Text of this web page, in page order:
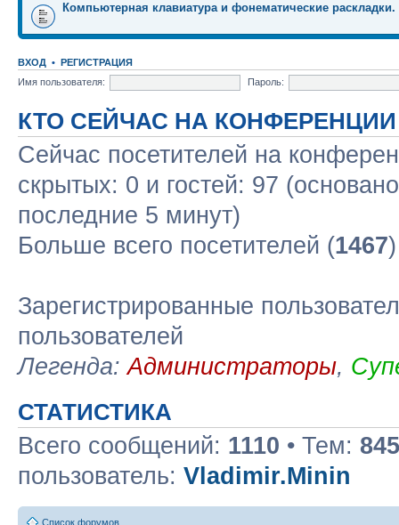
Компьютерная клавиатура и фонематические раскладки.
ВХОД • РЕГИСТРАЦИЯ
Имя пользователя:
Пароль:
КТО СЕЙЧАС НА КОНФЕРЕНЦИИ
Сейчас посетителей на
скрытых: 0 и гостей: 97
последние 5 минут)
Больше всего посетителей (1467
Зарегистрированные
пользователей
Легенда:Администраторы,
СТАТИСТИКА
Всего сообщений: 1110 • Тем: 845
пользователь: Vladimir.Minin
Список форумов